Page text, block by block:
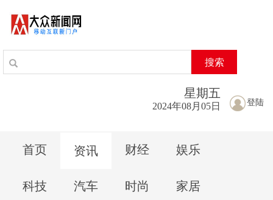
搜索
登陆
星期五
2024年08月05日
首页 资讯 财经 娱乐
科技 汽车 时尚 家居